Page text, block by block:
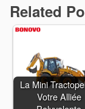
Related
La Mini
Votre Alliée